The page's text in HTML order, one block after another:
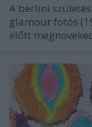
A berlini
glamour fotós
előtt